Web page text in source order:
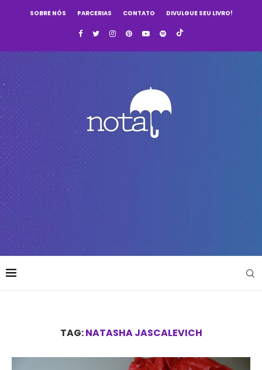
SOBRE NÓS PARCERIAS CONTATO DIVULGUE SEU LIVRO!
TAG:NATASHA JASCALEVICH